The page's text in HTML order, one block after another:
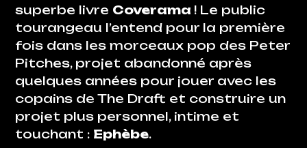
superbe livre Coverama ! Le public
tourangeau l’entend pour la première
fois dans les morceaux pop des Peter
Pitches, projet abandonné après
quelques années pour jouer avec les
copains de The Draft et construire un
projet plus personnel, intime et
touchant : Ephèbe.